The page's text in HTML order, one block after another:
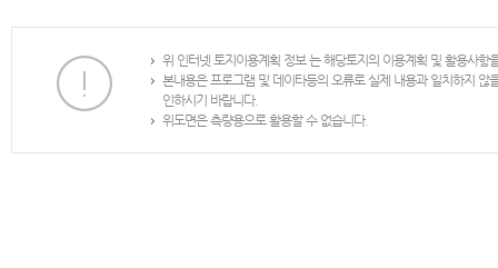
위 인터넷 토지이용계획 정보 는 해당토지의 이용계획 및 활용사
본내용은 프로그램 및 데이타등의 오류로 실제 내용과 일치하지
인하시기 바랍니다.
위도면은 측량용으로 활용할 수 없습니다.